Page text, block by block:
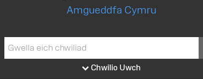
Amgueddfa Cymru
Chwilio Uwch